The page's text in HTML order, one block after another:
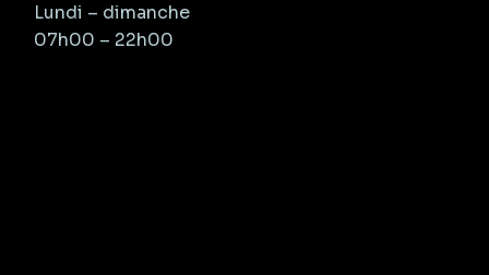
Lundi – dimanche
07h00 – 22h00